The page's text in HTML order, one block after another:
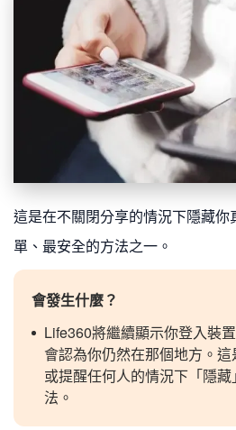
這是在不關閉分享的情況下隱藏
單、最安全的方法之一。
會發生什麼？
Life360將繼續顯示你登入裝
會認為你仍然在那個地方。
或提醒任何人的情況下「隱
法。